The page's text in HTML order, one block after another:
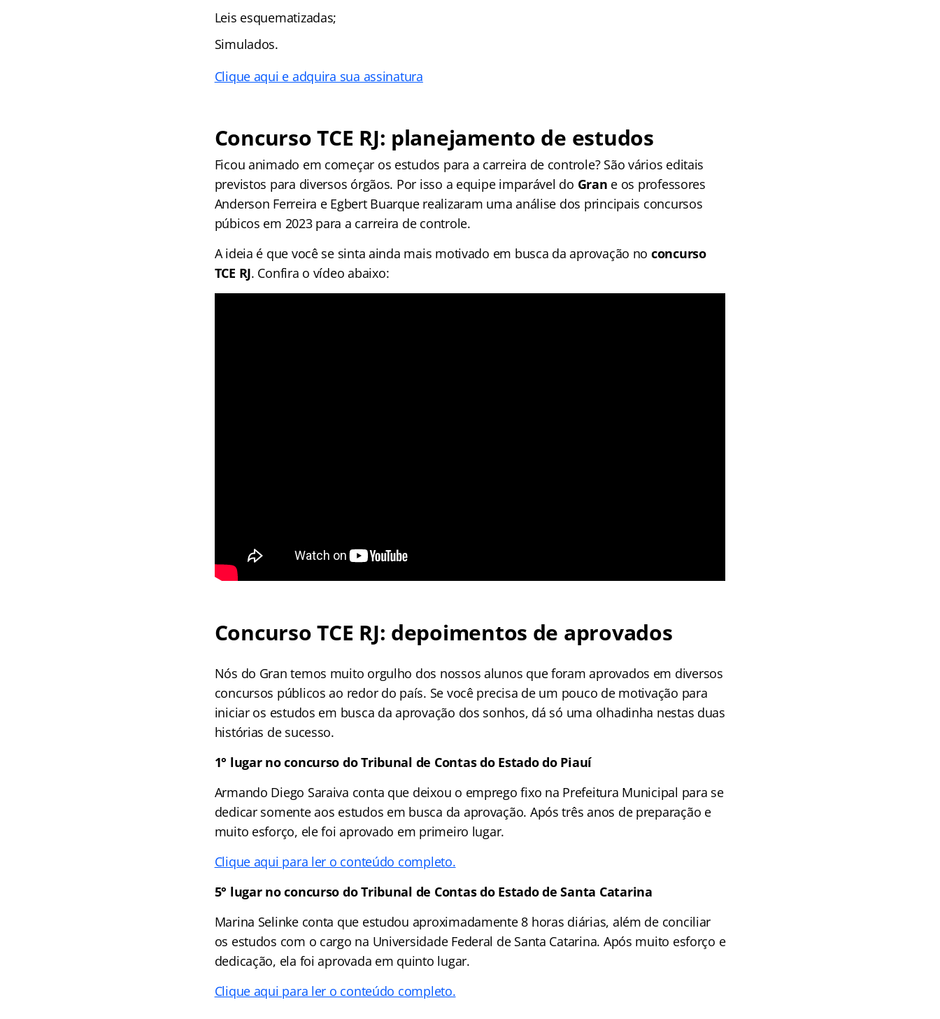
Leis esquematizadas;
Simulados.
Clique aqui e adquira sua assinatura
Concurso TCE RJ: planejamento de estudos
Ficou animado em começar os estudos para a carreira de controle? São vários editais
previstos para diversos órgãos. Por isso a equipe imparável do Gran e os professores
Anderson Ferreira e Egbert Buarque realizaram uma análise dos principais concursos
púbicos em 2023 para a carreira de controle.
A ideia é que você se sinta ainda mais motivado em busca da aprovação no concurso
TCE RJ. Confira o vídeo abaixo:
Concurso TCE RJ: depoimentos de aprovados
Nós do Gran temos muito orgulho dos nossos alunos que foram aprovados em diversos
concursos públicos ao redor do país. Se você precisa de um pouco de motivação para
iniciar os estudos em busca da aprovação dos sonhos, dá só uma olhadinha nestas duas
histórias de sucesso.
1° lugar no concurso do Tribunal de Contas do Estado do Piauí
Armando Diego Saraiva conta que deixou o emprego fixo na Prefeitura Municipal para se
dedicar somente aos estudos em busca da aprovação. Após três anos de preparação e
muito esforço, ele foi aprovado em primeiro lugar.
Clique aqui para ler o conteúdo completo.
5° lugar no concurso do Tribunal de Contas do Estado de Santa Catarina
Marina Selinke conta que estudou aproximadamente 8 horas diárias, além de conciliar
os estudos com o cargo na Universidade Federal de Santa Catarina. Após muito esforço e
dedicação, ela foi aprovada em quinto lugar.
Clique aqui para ler o conteúdo completo.